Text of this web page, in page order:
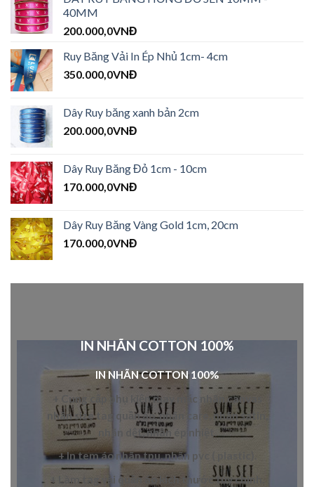
40MM
200.000,0VNĐ
Ruy Băng Vải In Ép Nhủ 1cm- 4cm
350.000,0VNĐ
Dây Ruy băng xanh bản 2cm
200.000,0VNĐ
Dây Ruy Băng Đỏ 1cm - 10cm
170.000,0VNĐ
Dây Ruy Băng Vàng Gold 1cm, 20cm
170.000,0VNĐ
IN NHÃN COTTON 100%
IN NHÃN COTTON 100%
+ Cung cấp
phụ kiện may mặc
nhãn canvas
nhãn size tag quần áo,nhãn care nhãn satin
nhãn dệt,nhãn ép nhiệt
+ Intem áo nhãn tpu,nhãn pvc
+ L àm tag vải quần áo kích thước tùy chỉnh.